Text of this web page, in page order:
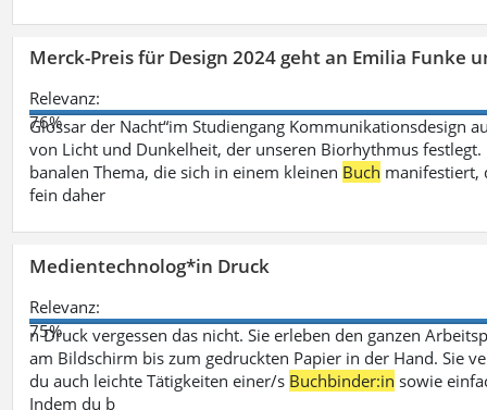
Merck-Preis für Design 2024 geht an Emilia Funke
Relevanz:
76%
Glossar der Nacht“im Studiengang Kommunikationsdesign
von Licht und Dunkelheit, der unseren Biorhythmus
banalen Thema, die sich in einem kleinen Buch manifestiert,
fein daher
Medientechnolog*in Druck
Relevanz:
75%
n Druck vergessen das nicht. Sie erleben den ganzen
am Bildschirm bis zum gedruckten Papier in der Hand. Sie
du auch leichte Tätigkeiten einer/s Buchbinder:in sowie
Indem du b